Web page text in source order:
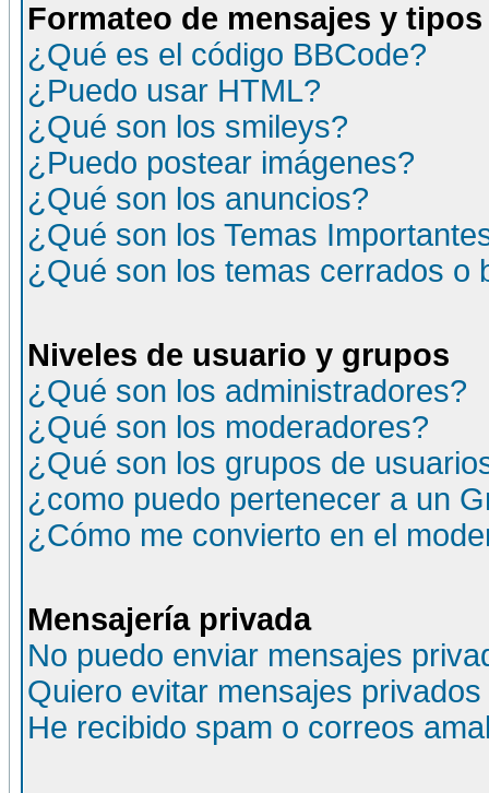
Formateo de mensajes y
¿Qué es el código BBCode?
¿Puedo usar HTML?
¿Qué son los smileys?
¿Puedo postear imágenes?
¿Qué son los anuncios?
¿Qué son los Temas
¿Qué son los temas cerrados o
Niveles de usuario y grupos
¿Qué son los administradores?
¿Qué son los moderadores?
¿Qué son los grupos de
¿como puedo pertenecer a un
¿Cómo me convierto en el
Mensajería privada
No puedo enviar mensajes
Quiero evitar mensajes
He recibido spam o correos